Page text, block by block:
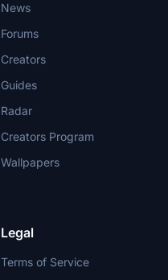
News
Forums
Creators
Guides
Radar
Creators Program
Wallpapers
Legal
Terms of Service